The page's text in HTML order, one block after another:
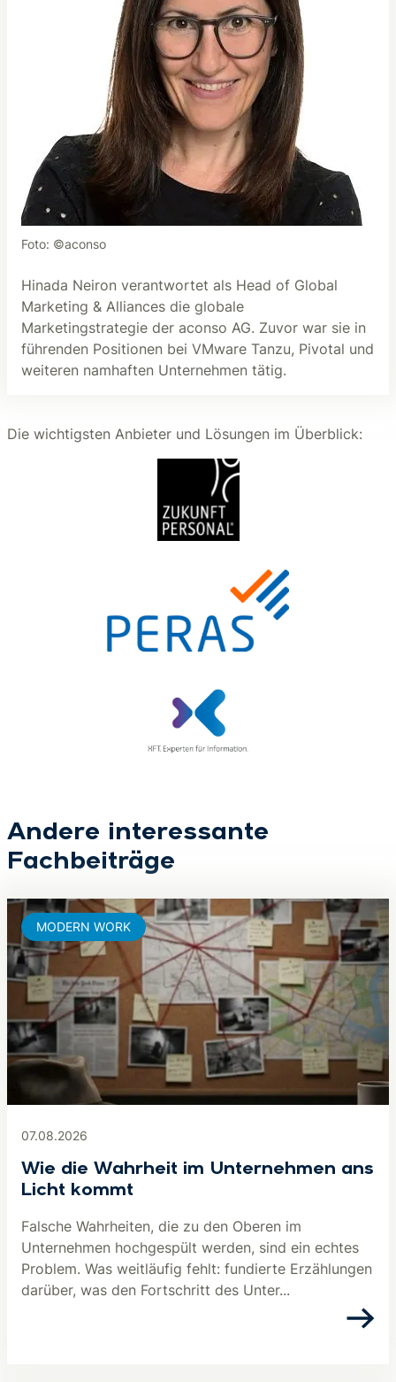
Foto: ©aconso
Hinada Neiron verantwortet als Head of Global
Marketing & Alliances die globale
Marketingstrategie der aconso AG. Zuvor war sie in
führenden Positionen bei VMware Tanzu, Pivotal und
weiteren namhaften Unternehmen tätig.
Die wichtigsten Anbieter und Lösungen im Überblick:
Andere interessante
Fachbeiträge
07.08.2026
Wie die Wahrheit im Unternehmen ans
Licht kommt
Falsche Wahrheiten, die zu den Oberen im
Unternehmen hochgespült werden, sind ein echtes
Problem. Was weitläufig fehlt: fundierte Erzählungen
darüber, was den Fortschritt des Unter...
MODERN WORK